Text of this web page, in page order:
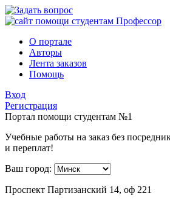
О портале
Авторы
Лента заказов
Помощь
Вход
Регистрация
Портал помощи студентам №1
Учебные работы на заказ без
и переплат!
Ваш город:
Проспект Партизанский 14, оф 221